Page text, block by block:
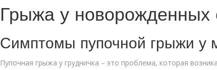
Грыжа у новорожденных
Симптомы пупочной грыжи у
Пупочная грыжа у грудничка – это проблема, которая